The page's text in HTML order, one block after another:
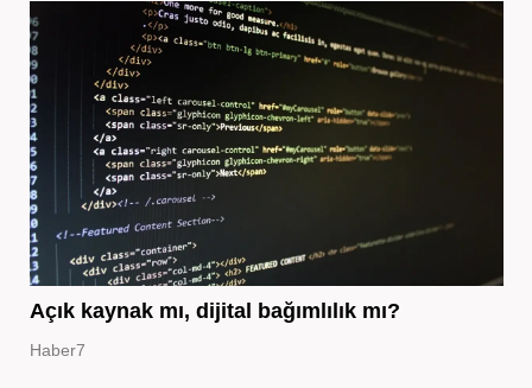
Açık kaynak mı, dijital bağımlılık mı?
Haber7